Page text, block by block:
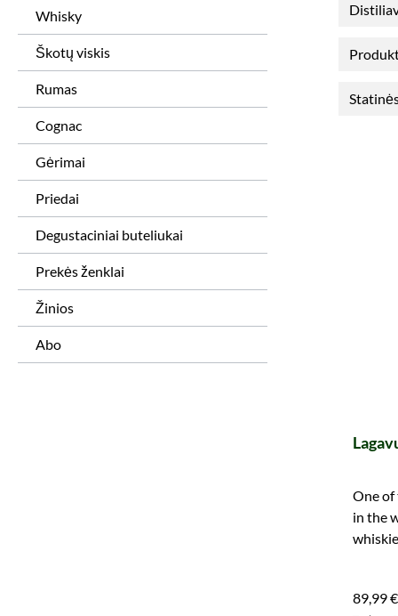
Whisky
Škotų viskis
Rumas
Cognac
Gėrimai
Priedai
Degustaciniai buteliukai
Prekės ženklai
Žinios
Abo
One of
in the
89,99 €